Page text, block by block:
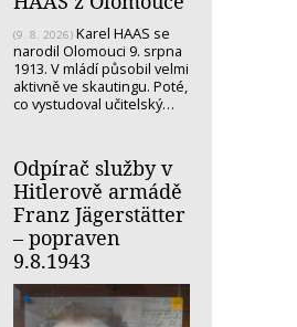
(9. 8. 2026) Karel HAAS se
narodil Olomouci 9. srpna
1913. V mládí působil velmi
aktivně ve skautingu. Poté,
co vystudoval učitelský…
Odpírač služby v
Hitlerově armádě
Franz Jägerstätter
– popraven
9.8.1943